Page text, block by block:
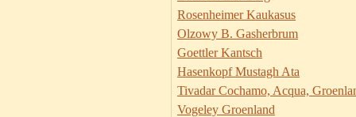
Rosenheimer Kaukasus
Olzowy B. Gasherbrum
Goettler Kantsch
Hasenkopf Mustagh Ata
Tivadar Cochamo, Acqua,
Vogeley Groenland